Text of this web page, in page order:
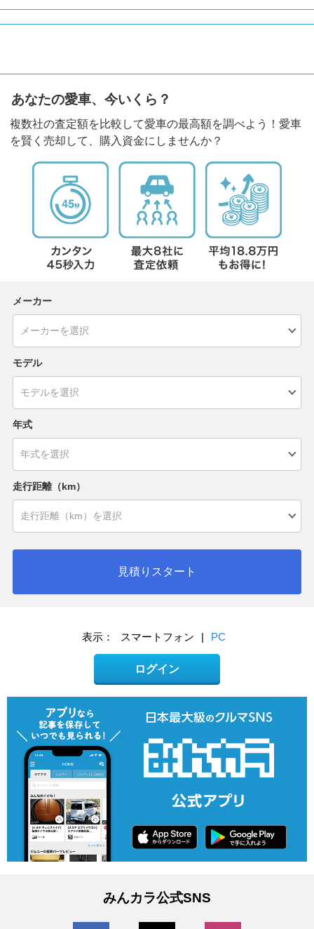
あなたの愛車、今いくら？
複数社の査定額を比較して愛車の最高額を調べよう！愛車
を賢く売却して、購入資金にしませんか？
メーカー
モデル
年式
走行距離（km）
見積りスタート
表示： スマートフォン | PC
ログイン
みんカラ公式SNS